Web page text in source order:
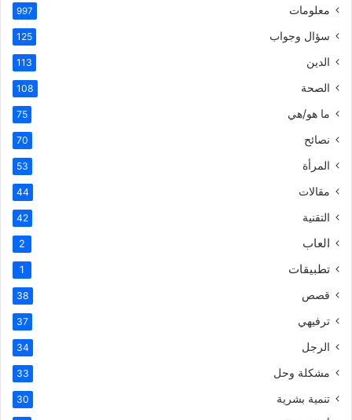
معلومات 997
سؤال وجواب 125
الدين 113
الصحة 108
ما هو/هي 75
نصائح 70
المرأة 53
مقالات 44
التقنية 42
العاب 2
تطبيقات 1
قصص 38
ترفيهي 37
الرجل 34
مشكلة وحل 33
تنمية بشرية 30